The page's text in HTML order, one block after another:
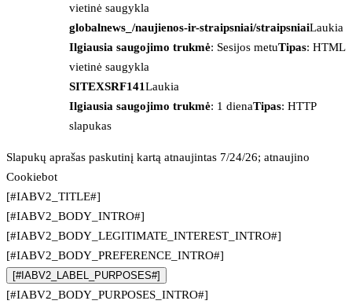
vietinė saugykla
globalnews_/naujienos-ir-straipsniai/straipsniaiLaukia
Ilgiausia saugojimo trukmė: Sesijos metuTipas: HTML
vietinė saugykla
SITEXSRF141Laukia
Ilgiausia saugojimo trukmė: 1 dienaTipas: HTTP
slapukas
Slapukų aprašas paskutinį kartą atnaujintas 7/24/26; atnaujino
Cookiebot
[#IABV2_TITLE#]
[#IABV2_BODY_INTRO#]
[#IABV2_BODY_LEGITIMATE_INTEREST_INTRO#]
[#IABV2_BODY_PREFERENCE_INTRO#]
[#IABV2_LABEL_PURPOSES#]
[#IABV2_BODY_PURPOSES_INTRO#]